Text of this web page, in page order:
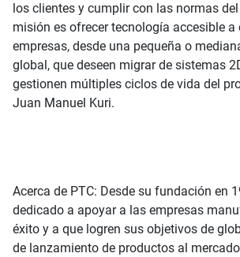
los clientes y cumplir con las normas
misión es ofrecer tecnología accesible
empresas, desde una pequeña o
global, que deseen migrar de sistemas
gestionen múltiples ciclos de vida del
Juan Manuel Kuri.
Acerca de PTC: Desde su fundación en
dedicado a apoyar a las empresas
éxito y a que logren sus objetivos de
de lanzamiento de productos al